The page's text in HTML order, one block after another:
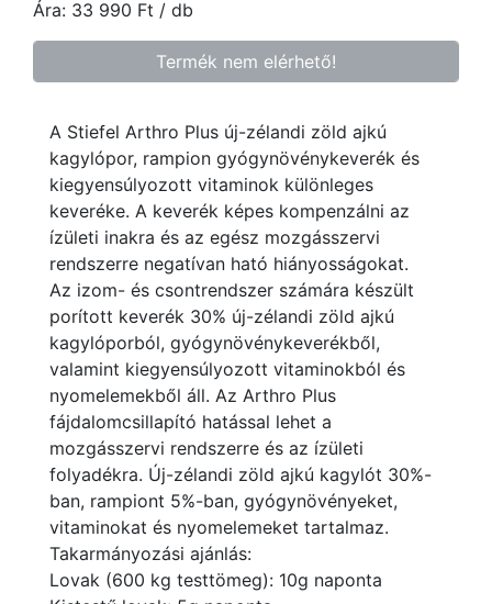
Ára: 33 990 Ft / db
Termék nem elérhető!
A Stiefel Arthro Plus új-zélandi zöld ajkú
kagylópor, rampion gyógynövénykeverék és
kiegyensúlyozott vitaminok különleges
keveréke. A keverék képes kompenzálni az
ízületi inakra és az egész mozgásszervi
rendszerre negatívan ható hiányosságokat.
Az izom- és csontrendszer számára készült
porított keverék 30% új-zélandi zöld ajkú
kagylóporból, gyógynövénykeverékből,
valamint kiegyensúlyozott vitaminokból és
nyomelemekből áll. Az Arthro Plus
fájdalomcsillapító hatással lehet a
mozgásszervi rendszerre és az ízületi
folyadékra. Új-zélandi zöld ajkú kagylót 30%-
ban, rampiont 5%-ban, gyógynövényeket,
vitaminokat és nyomelemeket tartalmaz.
Takarmányozási ajánlás:
Lovak (600 kg testtömeg): 10g naponta